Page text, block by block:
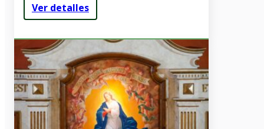
Ver detalles